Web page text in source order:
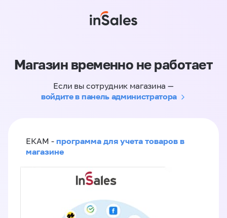
Магазин временно не работает
Если вы сотрудник магазина —
войдите в панель администратора
ЕКАМ - программа для учета товаров в
магазине